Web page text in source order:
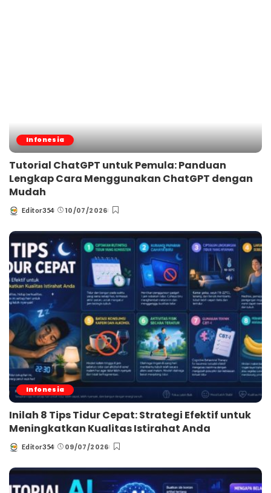
Infonesia
Tutorial ChatGPT untuk Pemula: Panduan
Lengkap Cara Menggunakan ChatGPT dengan
Mudah
Posted
Editor354 10/07/2026
Infonesia
Inilah 8 Tips Tidur Cepat: Strategi Efektif untuk
Meningkatkan Kualitas Istirahat Anda
Posted
Editor354 09/07/2026